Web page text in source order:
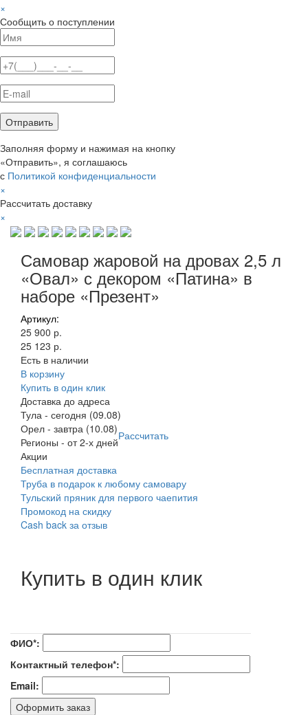
×
Сообщить о поступлении
Заполняя форму и нажимая на кнопку
«Отправить», я соглашаюсь
с Политикой конфиденциальности
×
Рассчитать доставку
×
Самовар жаровой на дровах 2,5 л
«Овал» с декором «Патина» в
наборе «Презент»
Артикул:
25 900 р.
25 123 р.
Есть в наличии
В корзину
Купить в один клик
Доставка до адреса
Тула - сегодня (09.08)
Орел - завтра (10.08)Рассчитать
Регионы - от 2-х дней
Акции
Бесплатная доставка
Труба в подарок к любому самовару
Тульский пряник для первого чаепития
Промокод на скидку
Cash back за отзыв
Купить в один клик
ФИО*:
Контактный телефон*:
Email:
Оформить заказ